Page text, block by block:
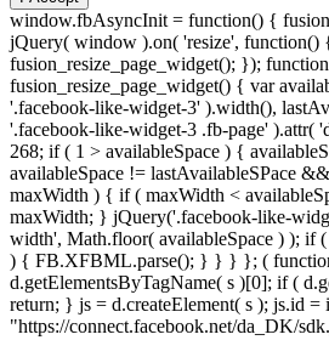
window.fbAsyncInit = function() {
jQuery( window ).on( 'resize', function()
fusion_resize_page_widget(); }); function
fusion_resize_page_widget() { var
'.facebook-like-widget-3' ).width(),
'.facebook-like-widget-3 .fb-page' ).attr(
268; if ( 1 > availableSpace ) {
availableSpace != lastAvailableSPace
maxWidth ) { if ( maxWidth <
maxWidth; } jQuery('.facebook-like-
width', Math.floor( availableSpace ) ); if
) { FB.XFBML.parse(); } } } }; (
d.getElementsByTagName( s )[0]; if (
return; } js = d.createElement( s ); js.id =
"https://connect.facebook.net/da_DK/